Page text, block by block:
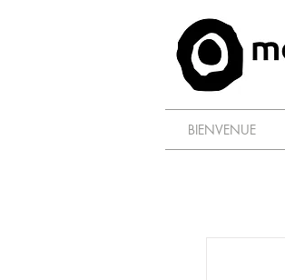
BIENVENUE